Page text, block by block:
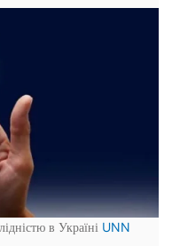
в Україні UNN